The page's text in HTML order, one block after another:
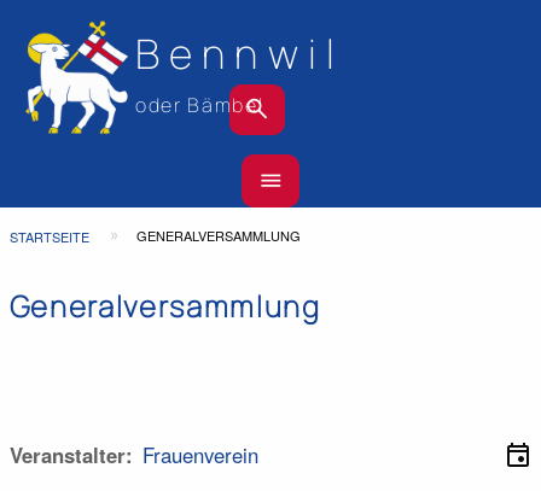
Bennwil
oder Bämbel
search
Hauptnavigation
Top
Bar
menu
Pfadnavigation
STARTSEITE GENERALVERSAMMLUNG
Generalversammlung
event
Veranstalter
Frauenverein